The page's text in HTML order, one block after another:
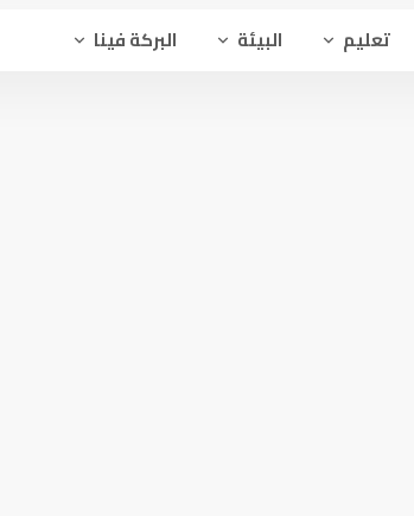
تعليم البيئة البركة فينا